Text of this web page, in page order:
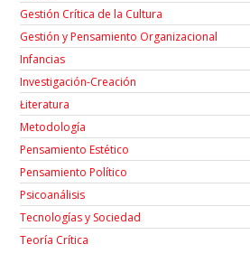
Gestión Crítica de la Cultura
Gestión y Pensamiento Organizacional
Infancias
Investigación-Creación
Łiteratura
Metodología
Pensamiento Estético
Pensamiento Político
Psicoanálisis
Tecnologías y Sociedad
Teoría Crítica